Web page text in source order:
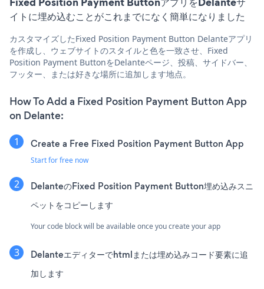
イトに埋め込むことがこれまでになく簡単になりました
カスタマイズしたFixed Position Payment Button Delanteアプリ
を作成し、ウェブサイトのスタイルと色を一致させ、Fixed
Position Payment ButtonをDelanteページ、投稿、サイドバー、
フッター、または好きな場所に追加します地点。
How To Add a Fixed Position Payment Button App
on Delante:
Create a Free Fixed Position Payment Button App
Start for free now
DelanteのFixed Position Payment Button埋め込みスニ
ペットをコピーします
Your code block will be available once you create your app
Delanteエディターでhtmlまたは埋め込みコード要素に追
加します